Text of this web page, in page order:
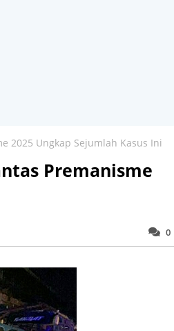
2025 Ungkap Sejumlah Kasus Ini
Premanisme
0